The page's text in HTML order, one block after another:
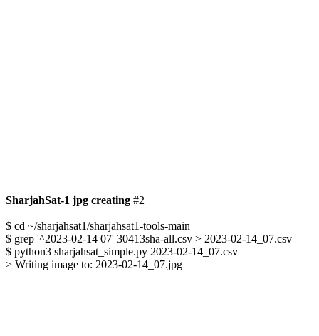
SharjahSat-1 jpg creating #2
$ cd ~/sharjahsat1/sharjahsat1-tools-main
$ grep '^2023-02-14 07' 30413sha-all.csv > 2023-02-14_07.csv
$ python3 sharjahsat_simple.py 2023-02-14_07.csv
> Writing image to: 2023-02-14_07.jpg